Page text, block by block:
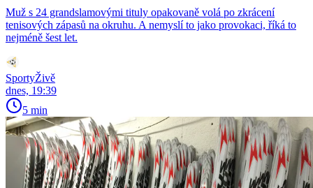
Muž s 24 grandslamovými tituly opakovaně volá po zkrácení
tenisových zápasů na okruhu. A nemyslí to jako provokaci, říká to
nejméně šest let.
SportyŽivě
dnes, 19:39
5 min